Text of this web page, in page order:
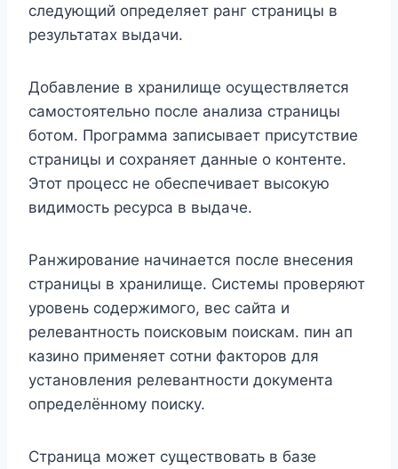
следующий определяет ранг страницы в
результатах выдачи.
Добавление в хранилище осуществляется
самостоятельно после анализа страницы
ботом. Программа записывает присутствие
страницы и сохраняет данные о контенте.
Этот процесс не обеспечивает высокую
видимость ресурса в выдаче.
Ранжирование начинается после внесения
страницы в хранилище. Системы проверяют
уровень содержимого, вес сайта и
релевантность поисковым поискам. пин ап
казино применяет сотни факторов для
установления релевантности документа
определённому поиску.
Страница может существовать в базе